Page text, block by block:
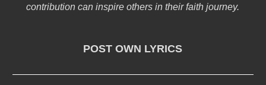
contribution can inspire others in their faith journey.
POST OWN LYRICS